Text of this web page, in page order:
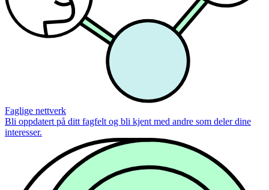
Faglige nettverk
Bli oppdatert på ditt fagfelt og bli kjent med andre som deler dine
interesser.